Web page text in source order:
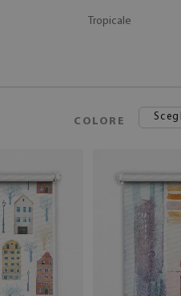
Tropicale
COLORE